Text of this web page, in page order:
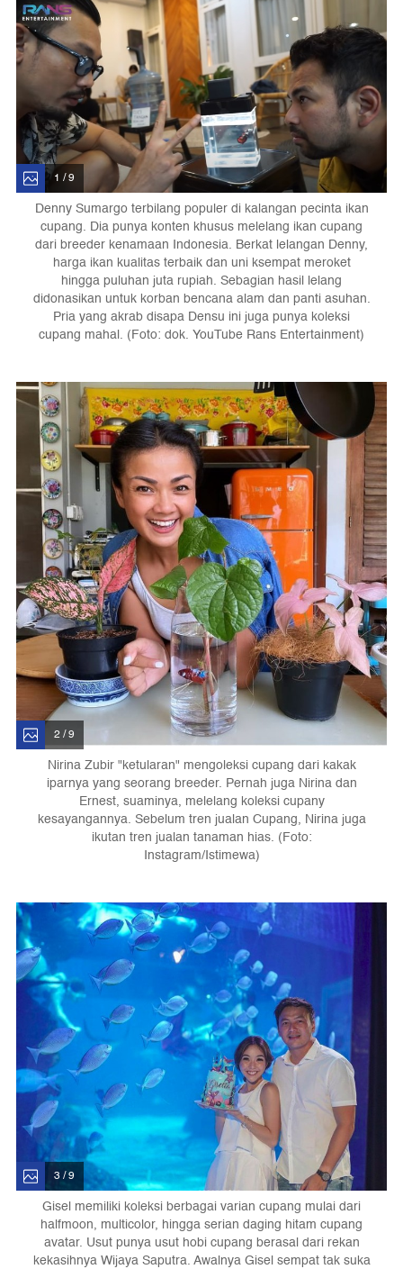
1 / 9
Denny Sumargo terbilang populer di kalangan pecinta ikan
cupang. Dia punya konten khusus melelang ikan cupang
dari breeder kenamaan Indonesia. Berkat lelangan Denny,
harga ikan kualitas terbaik dan uni ksempat meroket
hingga puluhan juta rupiah. Sebagian hasil lelang
didonasikan untuk korban bencana alam dan panti asuhan.
Pria yang akrab disapa Densu ini juga punya koleksi
cupang mahal. (Foto: dok. YouTube Rans Entertainment)
2 / 9
Nirina Zubir "ketularan" mengoleksi cupang dari kakak
iparnya yang seorang breeder. Pernah juga Nirina dan
Ernest, suaminya, melelang koleksi cupany
kesayangannya. Sebelum tren jualan Cupang, Nirina juga
ikutan tren jualan tanaman hias. (Foto:
Instagram/Istimewa)
3 / 9
Gisel memiliki koleksi berbagai varian cupang mulai dari
halfmoon, multicolor, hingga serian daging hitam cupang
avatar. Usut punya usut hobi cupang berasal dari rekan
kekasihnya Wijaya Saputra. Awalnya Gisel sempat tak suka